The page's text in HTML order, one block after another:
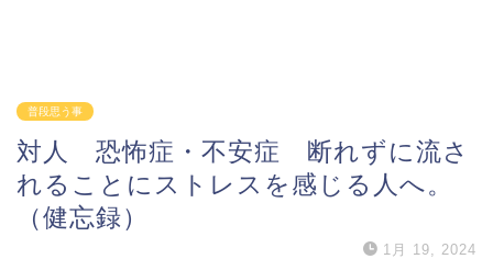
普段思う事
対人 恐怖症・不安症 断れずに流さ
れることにストレスを感じる人へ。
（健忘録）
1月 19, 2024